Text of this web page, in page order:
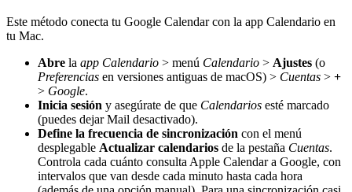
Este método conecta tu Google Calendar con la app Calendario en
tu Mac.
Abre la app Calendario > menú Calendario > Ajustes (o
Preferencias en versiones antiguas de macOS) > Cuentas > +
> Google.
Inicia sesión y asegúrate de que Calendarios esté marcado
(puedes dejar Mail desactivado).
Define la frecuencia de sincronización con el menú
desplegable Actualizar calendarios de la pestaña Cuentas.
Controla cada cuánto consulta Apple Calendar a Google, con
intervalos que van desde cada minuto hasta cada hora